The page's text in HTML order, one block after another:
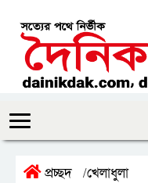
প্রচ্ছদ /খেলাধুলা